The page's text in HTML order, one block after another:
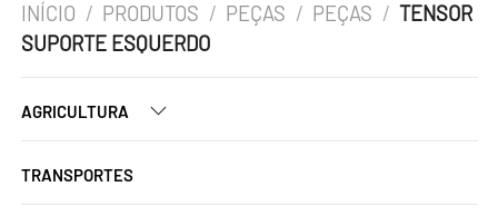
INÍCIO / PRODUTOS / PEÇAS / PEÇAS / TENSOR
SUPORTE ESQUERDO
AGRICULTURA
TRANSPORTES